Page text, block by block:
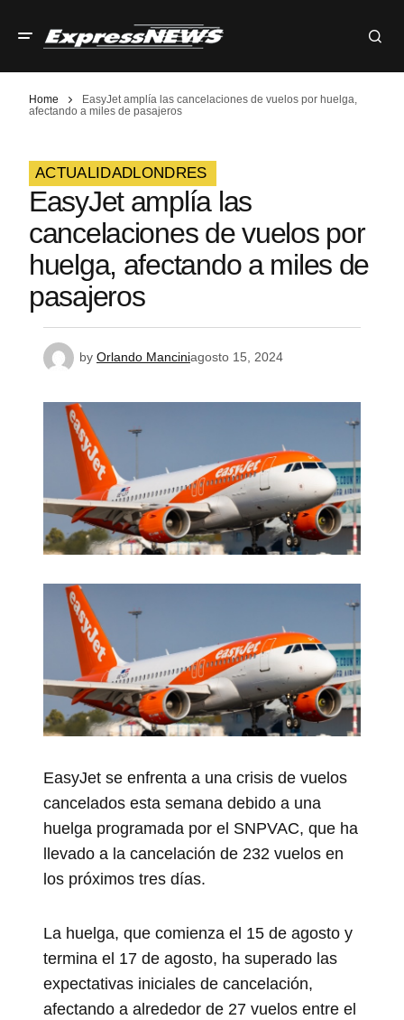
Home
EasyJet amplía las cancelaciones de vuelos por huelga,
afectando a miles de pasajeros
ACTUALIDADLONDRES
EasyJet amplía las
cancelaciones de vuelos por
huelga, afectando a miles de
pasajeros
by Orlando Manciniagosto 15, 2024
EasyJet se enfrenta a una crisis de vuelos
cancelados esta semana debido a una
huelga programada por el SNPVAC, que ha
llevado a la cancelación de 232 vuelos en
los próximos tres días.
La huelga, que comienza el 15 de agosto y
termina el 17 de agosto, ha superado las
expectativas iniciales de cancelación,
afectando a alrededor de 27 vuelos entre el